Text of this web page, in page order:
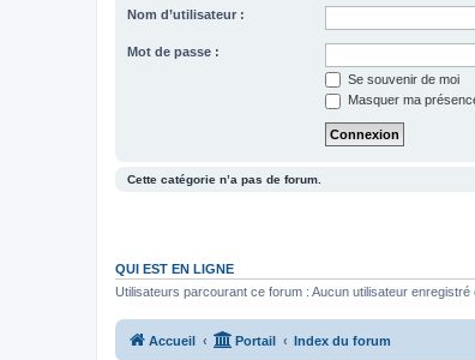
Nom d’utilisateur :
Mot de passe :
Se souvenir de moi
Masquer ma
Cette catégorie n’a pas de forum.
QUI EST EN LIGNE
Utilisateurs parcourant ce forum : Aucun utilisateur enregistré
Accueil Portail Index du forum